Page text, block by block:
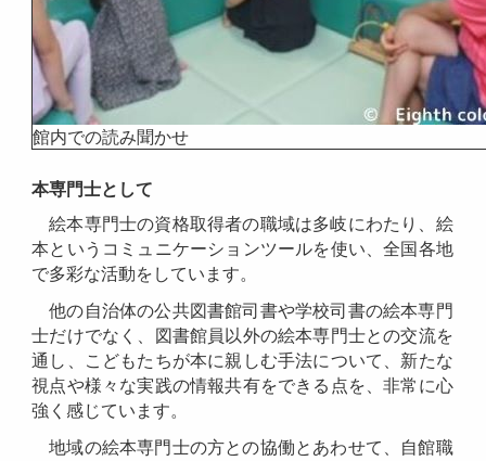
館内での読み聞かせ
本専門士として
絵本専門士の資格取得者の職域は多岐にわたり、絵
本というコミュニケーションツールを使い、全国各地
で多彩な活動をしています。
他の自治体の公共図書館司書や学校司書の絵本専門
士だけでなく、図書館員以外の絵本専門士との交流を
通し、こどもたちが本に親しむ手法について、新たな
視点や様々な実践の情報共有をできる点を、非常に心
強く感じています。
地域の絵本専門士の方との協働とあわせて、自館職